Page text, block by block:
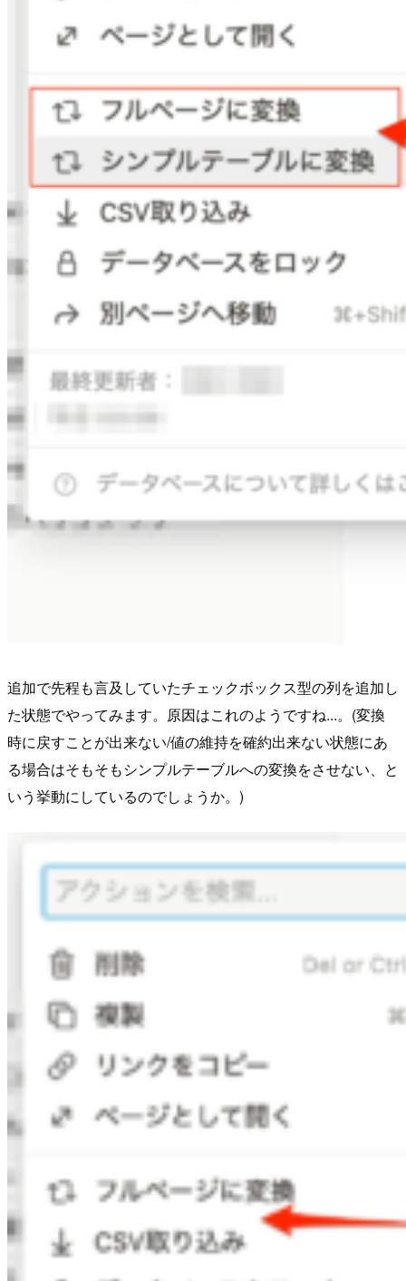
追加で先程も言及していたチェックボックス型の列を追加し
た状態でやってみます。原因はこれのようですね...。(変換
時に戻すことが出来ない/値の維持を確約出来ない状態にあ
る場合はそもそもシンプルテーブルへの変換をさせない、と
いう挙動にしているのでしょうか。)